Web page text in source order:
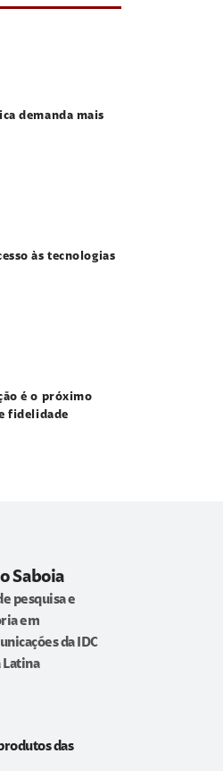
demanda mais
às tecnologias
é o próximo
fidelidade
Saboia
pesquisa e
em
da IDC
Latina
das